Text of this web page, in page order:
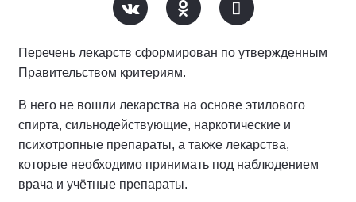
Перечень лекарств сформирован по утвержденным
Правительством критериям.
В него не вошли лекарства на основе этилового
спирта, сильнодействующие, наркотические и
психотропные препараты, а также лекарства,
которые необходимо принимать под наблюдением
врача и учётные препараты.